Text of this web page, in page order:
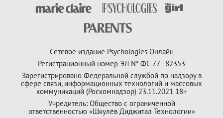
Сетевое издание Psychologies Онлайн
Регистрационный номер ЭЛ № ФС 77 - 82353
Зарегистрировано Федеральной службой по надзору в
сфере связи, информационных технологий и массовых
коммуникаций (Роскомнадзор) 23.11.2021 18+
Учредитель: Общество с ограниченной
ответственностью «Шкулёв Диджитал Технологии»